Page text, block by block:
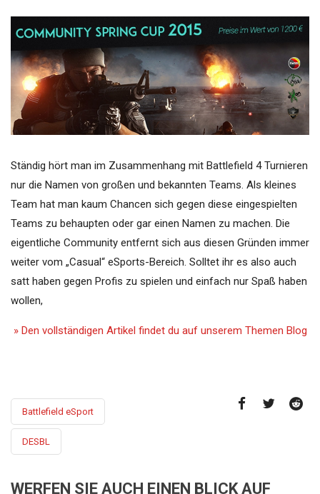
Ständig hört man im Zusammenhang mit Battlefield 4 Turnieren
nur die Namen von großen und bekannten Teams. Als kleines
Team hat man kaum Chancen sich gegen diese eingespielten
Teams zu behaupten oder gar einen Namen zu machen. Die
eigentliche Community entfernt sich aus diesen Gründen immer
weiter vom „Casual“ eSports-Bereich. Solltet ihr es also auch
satt haben gegen Profis zu spielen und einfach nur Spaß haben
wollen,
» Den vollständigen Artikel findet du auf unserem Themen Blog
Battlefield eSport
DESBL
WERFEN SIE AUCH EINEN BLICK AUF